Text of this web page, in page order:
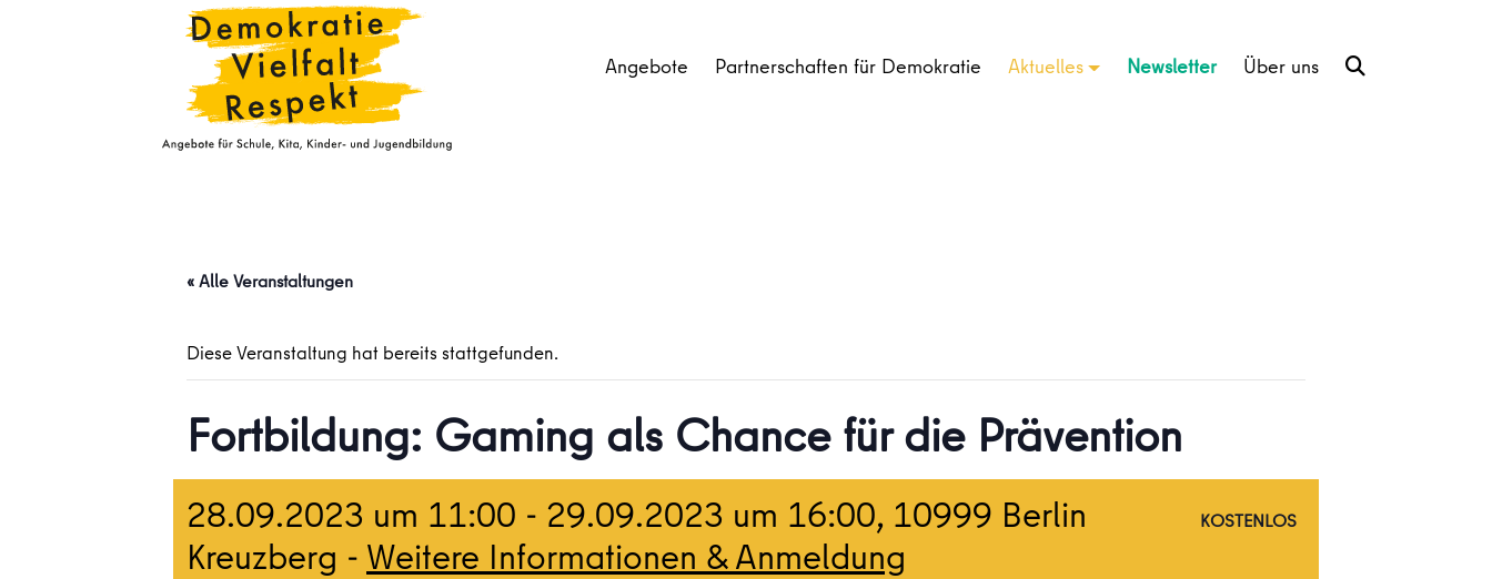
Angebote Partnerschaften für Demokratie Aktuelles Newsletter Über uns
« Alle Veranstaltungen
Diese Veranstaltung hat bereits stattgefunden.
Fortbildung: Gaming als Chance für die Prävention
28.09.2023 um 11:00 - 29.09.2023 um 16:00, 10999 Berlin
Kreuzberg - Weitere Informationen & Anmeldung
KOSTENLOS